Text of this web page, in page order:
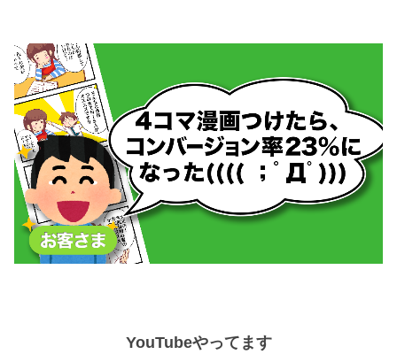
YouTubeやってます